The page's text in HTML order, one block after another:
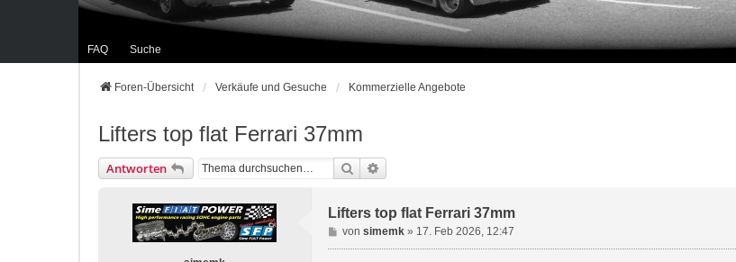
FAQ Suche
Foren-Übersicht Verkäufe und Gesuche Kommerzielle Angebote
Lifters top flat Ferrari 37mm
Antworten Suche
Lifters top flat Ferrari 37mm
B
e
von simemk» 17. Feb 2026, 12:47